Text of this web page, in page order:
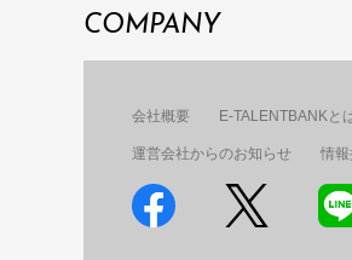
COMPANY
会社概要 E-TALENTBANKと
運営会社からのお知らせ 情